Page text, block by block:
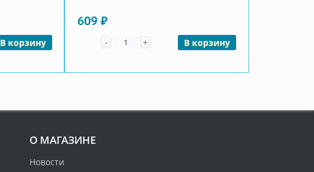
В корзину
609 ₽
- Количество
+ В корзину
О МАГАЗИНЕ
Новости